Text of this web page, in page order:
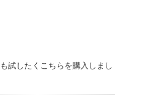
試したくこちらを購入しまし